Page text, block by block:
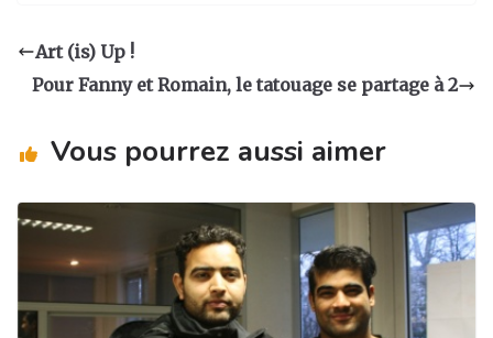
a
g
m
e
b
o
dI er
Art (is) Up !
Pour Fanny et Romain, le tatouage se partage à 2
Vous pourrez aussi aimer